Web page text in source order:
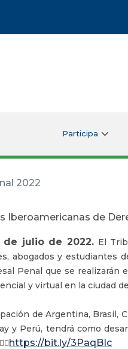
Participa
2022
Iberoamericanas de
de julio de 2022.El
abogados y estudiantes
Penal que se realizarán
y virtual en la ciudad
de Argentina, Brasil,
y Perú, tendrá como
https://bit.ly/3PaqBIc